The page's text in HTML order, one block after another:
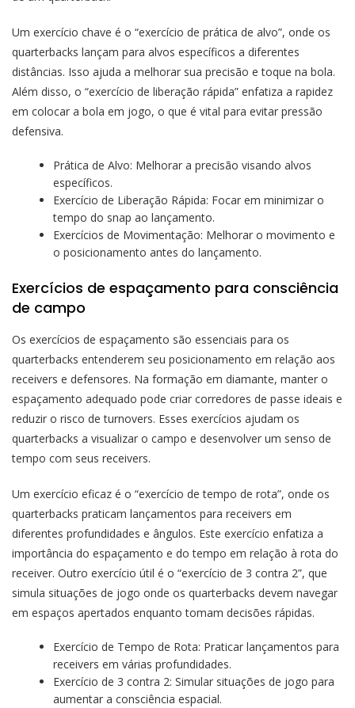
Um exercício chave é o “exercício de prática de alvo”, onde os
quarterbacks lançam para alvos específicos a diferentes
distâncias. Isso ajuda a melhorar sua precisão e toque na bola.
Além disso, o “exercício de liberação rápida” enfatiza a rapidez
em colocar a bola em jogo, o que é vital para evitar pressão
defensiva.
Prática de Alvo: Melhorar a precisão visando alvos
específicos.
Exercício de Liberação Rápida: Focar em minimizar o
tempo do snap ao lançamento.
Exercícios de Movimentação: Melhorar o movimento e
o posicionamento antes do lançamento.
Exercícios de espaçamento para consciência
de campo
Os exercícios de espaçamento são essenciais para os
quarterbacks entenderem seu posicionamento em relação aos
receivers e defensores. Na formação em diamante, manter o
espaçamento adequado pode criar corredores de passe ideais e
reduzir o risco de turnovers. Esses exercícios ajudam os
quarterbacks a visualizar o campo e desenvolver um senso de
tempo com seus receivers.
Um exercício eficaz é o “exercício de tempo de rota”, onde os
quarterbacks praticam lançamentos para receivers em
diferentes profundidades e ângulos. Este exercício enfatiza a
importância do espaçamento e do tempo em relação à rota do
receiver. Outro exercício útil é o “exercício de 3 contra 2”, que
simula situações de jogo onde os quarterbacks devem navegar
em espaços apertados enquanto tomam decisões rápidas.
Exercício de Tempo de Rota: Praticar lançamentos para
receivers em várias profundidades.
Exercício de 3 contra 2: Simular situações de jogo para
aumentar a consciência espacial.